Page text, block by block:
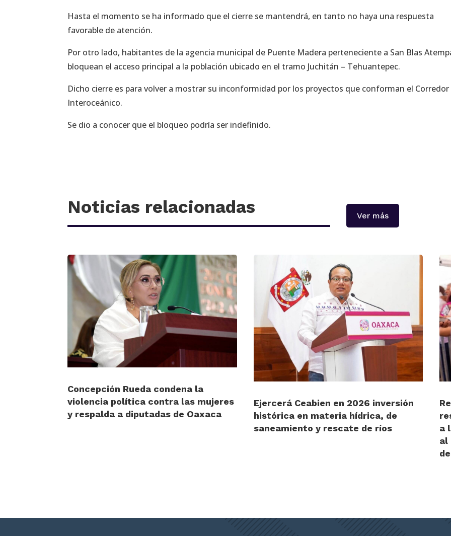
Hasta el momento se ha informado que el cierre se mantendrá, en tanto no haya una respuesta
favorable de atención.
Por otro lado, habitantes de la agencia municipal de Puente Madera perteneciente a San Blas
bloquean el acceso principal a la población ubicado en el tramo Juchitán – Tehuantepec.
Dicho cierre es para volver a mostrar su inconformidad por los proyectos que conforman el Corredor
Interoceánico.
Se dio a conocer que el bloqueo podría ser indefinido.
Noticias relacionadas Ver más
Concepción Rueda condena la
violencia política contra las mujeres
y respalda a diputadas de Oaxaca
Ejercerá Ceabien en 2026 inversión
histórica en materia hídrica, de
saneamiento y rescate de ríos
a
al